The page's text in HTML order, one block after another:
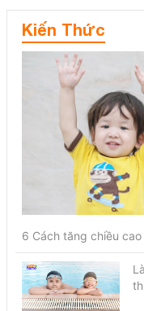
Kiến Thức
6 Cách tăng chiều